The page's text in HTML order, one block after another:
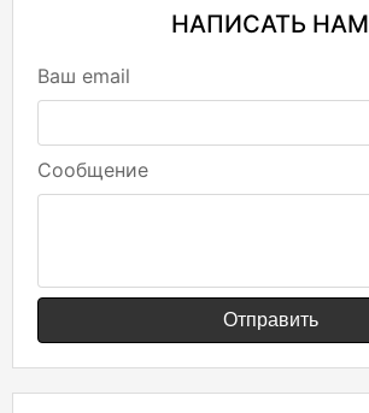
НАПИСАТЬ НАМ
Ваш email
Сообщение
Отправить